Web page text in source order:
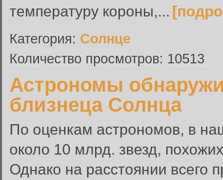
температуру короны,...
Категория: Солнце
Количество просмотров: 10513
Астрономы
близнеца Солнца
По оценкам астрономов, в
около 10 млрд. звезд,
Однако на расстоянии всего